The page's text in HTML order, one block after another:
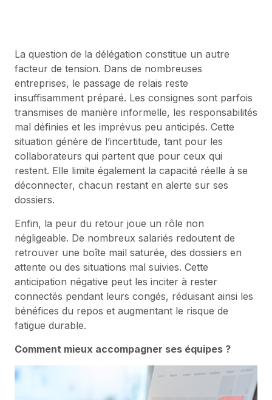
La question de la délégation constitue un autre
facteur de tension. Dans de nombreuses
entreprises, le passage de relais reste
insuffisamment préparé. Les consignes sont parfois
transmises de manière informelle, les responsabilités
mal définies et les imprévus peu anticipés. Cette
situation génère de l’incertitude, tant pour les
collaborateurs qui partent que pour ceux qui
restent. Elle limite également la capacité réelle à se
déconnecter, chacun restant en alerte sur ses
dossiers.
Enfin, la peur du retour joue un rôle non
négligeable. De nombreux salariés redoutent de
retrouver une boîte mail saturée, des dossiers en
attente ou des situations mal suivies. Cette
anticipation négative peut les inciter à rester
connectés pendant leurs congés, réduisant ainsi les
bénéfices du repos et augmentant le risque de
fatigue durable.
Comment mieux accompagner ses équipes ?